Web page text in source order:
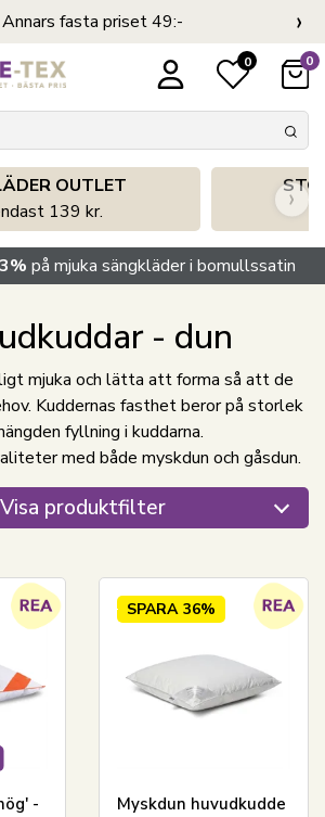
Annars fasta priset 49:- ›
0 0
OUTLET
139 kr.
›
på mjuka sängkläder i bomullssatin
- dun
mjuka och lätta att forma så att de
Kuddernas fasthet beror på storlek
fyllning i kuddarna.
med både myskdun och gåsdun.
Visa produktfilter
-
SPARA 36%
Myskdun huvudkudde